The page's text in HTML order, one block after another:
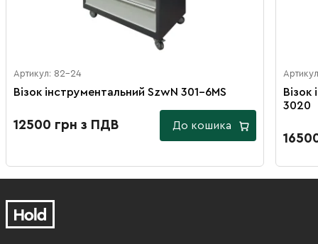
Артикул: 82-24
Візок інструментальний SzwN 301-6MS
12500 грн з ПДВ До кошика
Візок
3020